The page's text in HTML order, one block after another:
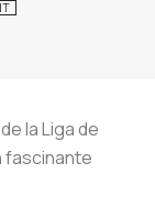
la Liga de
fascinante